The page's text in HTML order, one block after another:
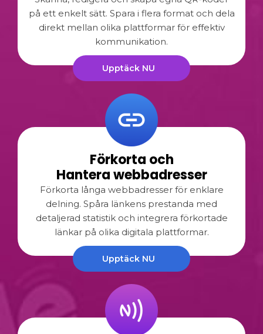
på ett enkelt sätt. Spara i flera format och dela
direkt mellan olika plattformar för effektiv
kommunikation.
Upptäck NU
Förkorta och
Hantera webbadresser
Förkorta långa webbadresser för enklare
delning. Spåra länkens prestanda med
detaljerad statistik och integrera förkortade
länkar på olika digitala plattformar.
Upptäck NU